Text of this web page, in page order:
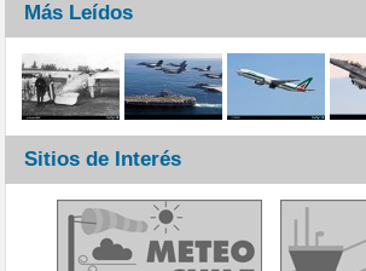
Más Leídos
Sitios de Interés